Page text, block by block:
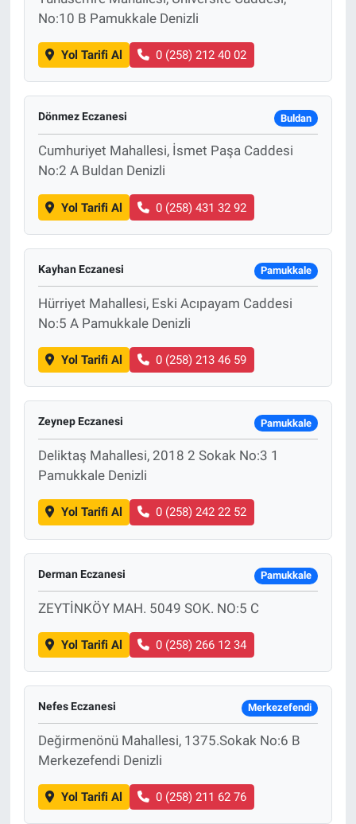
No:10 B Pamukkale Denizli
Yol Tarifi Al 0 (258) 212 40 02
Dönmez Eczanesi Buldan
Cumhuriyet Mahallesi, İsmet Paşa Caddesi
No:2 A Buldan Denizli
Yol Tarifi Al 0 (258) 431 32 92
Kayhan Eczanesi Pamukkale
Hürriyet Mahallesi, Eski Acıpayam Caddesi
No:5 A Pamukkale Denizli
Yol Tarifi Al 0 (258) 213 46 59
Zeynep Eczanesi Pamukkale
Deliktaş Mahallesi, 2018 2 Sokak No:3 1
Pamukkale Denizli
Yol Tarifi Al 0 (258) 242 22 52
Derman Eczanesi Pamukkale
ZEYTİNKÖY MAH. 5049 SOK. NO:5 C
Yol Tarifi Al 0 (258) 266 12 34
Nefes Eczanesi Merkezefendi
Değirmenönü Mahallesi, 1375.Sokak No:6 B
Merkezefendi Denizli
Yol Tarifi Al 0 (258) 211 62 76